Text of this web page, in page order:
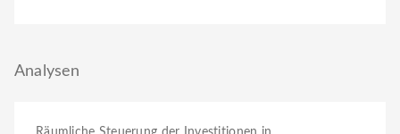
Analysen